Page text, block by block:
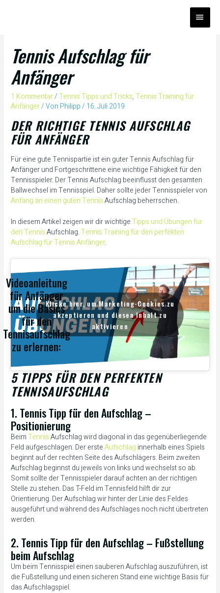
Tennis Aufschlag für
Anfänger
1 Kommentar/Tennis Tipps und Tricks,Tennis Training für
Anfänger/ Von Philipp/ 16. Juli 2019
DER RICHTIGE TENNIS AUFSCHLAG
FÜR ANFÄNGER
Für eine gute Tennispartie ist ein guter Tennis Aufschlag für
Anfänger und Fortgeschrittene eine wichtige Fähigkeit für den
Tennisspieler. Der Tennis Aufschlag beeinflusst den gesamten
Ballwechsel im Tennisspiel. Daher sollte jeder Tennisspieler von
Anfang an einen guten TennisAufschlag beherrschen.
In diesem Artikel zeigen wir dir wichtigeTipps und Übungen für
den TennisAufschlag.Tennis Training für den perfekten
Aufschlag für Tennis Anfänger.
Videoanleitung
für Anfänger
um die Basics
für den
Tennisaufschlag
zu erlernen:
Klicke hier, um Marketing-Cookies zu
akzeptieren und diesen Inhalt zu
aktivieren
5 TIPPS FÜR DEN PERFEKTEN
TENNISAUFSCHLAG
1. Tennis Tipp für den Aufschlag –
Positionierung
BeimTennisAufschlag wird diagonal in das gegenüberliegende
Feld aufgeschlagen. Der ersteAufschlag innerhalb eines Spiels
beginnt auf der rechten Seite des Aufschlägers. Beim zweiten
Aufschlag beginnst du jeweils von links und wechselst so ab.
Somit sollte der Tennisspieler darauf achten an der richtigen
Stelle zu stehen. Das T-Feld im Tennisfeld hilft dir zur
Orientierung. Der Aufschlag wir hinter der Linie des Feldes
ausgeführt und während des Aufschlages noch nicht übertreten
werden.
2. Tennis Tipp für den Aufschlag – Fußstellung
beim Aufschlag
Um beim Tennisspiel einen sauberen Aufschlag auszuführen, ist
die Fußstellung und einen sicheren Stand eine wichtige Basis für
das Aufschlagspiel.